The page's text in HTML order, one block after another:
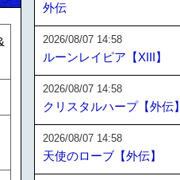
外伝
2026/08/07 14:58
ルーンレイピア【XIII】
2026/08/07 14:58
クリスタルハープ【外伝】
2026/08/07 14:58
天使のローブ【外伝】